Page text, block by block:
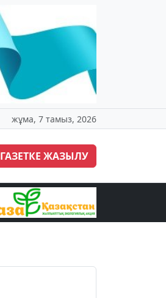
жұма, 7 тамыз, 2026
ГАЗЕТКЕ ЖАЗЫЛУ